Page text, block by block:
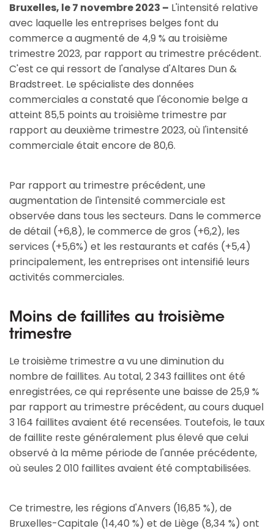
Bruxelles, le 7 novembre 2023 – L'intensité relative
avec laquelle les entreprises belges font du
commerce a augmenté de 4,9 % au troisième
trimestre 2023, par rapport au trimestre précédent.
C'est ce qui ressort de l'analyse d'Altares Dun &
Bradstreet. Le spécialiste des données
commerciales a constaté que l'économie belge a
atteint 85,5 points au troisième trimestre par
rapport au deuxième trimestre 2023, où l'intensité
commerciale était encore de 80,6.
Par rapport au trimestre précédent, une
augmentation de l'intensité commerciale est
observée dans tous les secteurs. Dans le commerce
de détail (+6,8), le commerce de gros (+6,2), les
services (+5,6%) et les restaurants et cafés (+5,4)
principalement, les entreprises ont intensifié leurs
activités commerciales.
Moins de faillites au troisième
trimestre
Le troisième trimestre a vu une diminution du
nombre de faillites. Au total, 2 343 faillites ont été
enregistrées, ce qui représente une baisse de 25,9 %
par rapport au trimestre précédent, au cours duquel
3 164 faillites avaient été recensées. Toutefois, le taux
de faillite reste généralement plus élevé que celui
observé à la même période de l'année précédente,
où seules 2 010 faillites avaient été comptabilisées.
Ce trimestre, les régions d'Anvers (16,85 %), de
Bruxelles-Capitale (14,40 %) et de Liège (8,34 %) ont